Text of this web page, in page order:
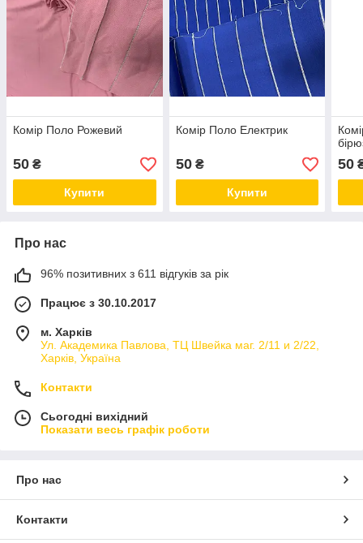
Комір Поло Рожевий
50 ₴
Купити
Комір Поло Електрик
50₴
Купити
50
Про нас
96% позитивних з 611 відгуків за рік
Працює з 30.10.2017
м. Харків
Ул. Академика Павлова, ТЦ Швейка маг. 2/11 и 2/22,
Харків, Україна
Контакти
Сьогодні вихідний
Показати весь графік роботи
Про нас
Контакти